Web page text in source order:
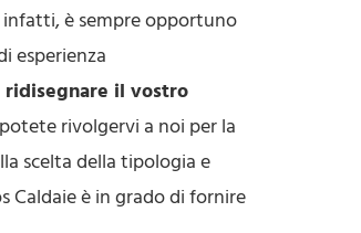
è sempre opportuno
esperienza
il vostro
rivolgervi a noi per la
scelta della tipologia e
Caldaie è in grado di fornire